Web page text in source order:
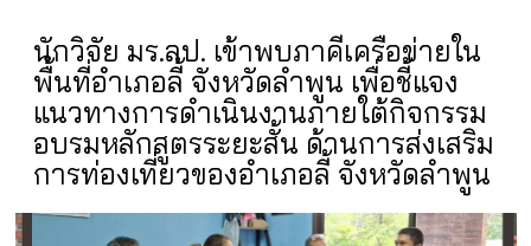
นักวิจัย มร.ลป. เข้าพบภาคีเครือข่ายใน
พื้นที่อำเภอลี้ จังหวัดลำพูน เพื่อชี้แจง
แนวทางการดำเนินงานภายใต้กิจกรรม
อบรมหลักสูตรระยะสั้น ด้านการส่งเสริม
การท่องเที่ยวของอำเภอลี้ จังหวัดลำพูน